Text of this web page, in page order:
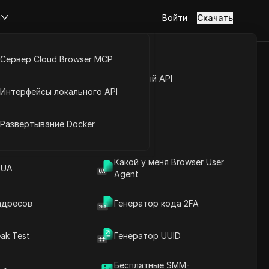
Открытый API
Какой у меня Browser User
Agent
Генератор кода 2FA
Test Генератор UUID
Бесплатные SMM-
Сервер Cloud Browser MCP
Интерфейсы локального API
Развертывание Docker
Войти Скачать
запроса
airdrop Grass
Введение в содержание